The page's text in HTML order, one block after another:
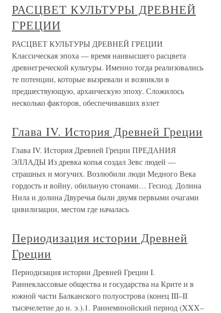
РАСЦВЕТ КУЛЬТУРЫ ДРЕВНЕЙ
ГРЕЦИИ
РАСЦВЕТ КУЛЬТУРЫ ДРЕВНЕЙ ГРЕЦИИ
Классическая эпоха — время наивысшего расцвета
древнегреческой культуры. Именно тогда реализовались
те потенции, которые вызревали и возникли в
предшествующую, архаическую эпоху. Сложилось
несколько факторов, обеспечивавших взлет
Глава IV. История Древней Греции
Глава IV. История Древней Греции ПРЕДАНИЯ
ЭЛЛАДЫ Из древка копья создал Зевс людей —
страшных и могучих. Возлюбили люди Медного Века
гордость и войну, обильную стонами… Гесиод. Долина
Нила и долина Двуречья были двумя первыми очагами
цивилизации, местом где началась
Периодизация истории Древней
Греции
Периодизация истории Древней Греции I.
Раннеклассовые общества и государства на Крите и в
южной части Балканского полуострова (конец III–II
тысячелетие до н. э.).1. Раннеминойский период (XXX–